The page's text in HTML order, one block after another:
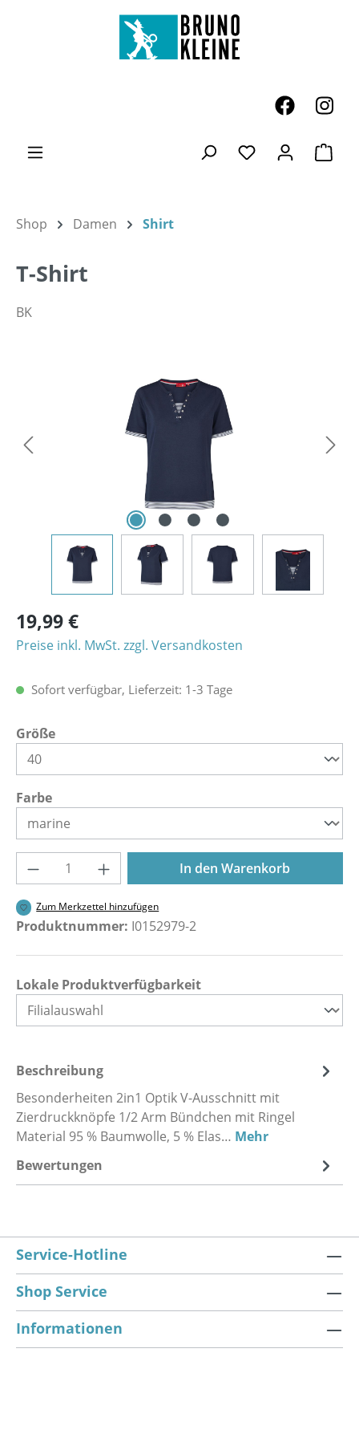
Zum Hauptinhalt springen
Du hast 0
Shop Damen Shirt
T-Shirt
BK
19,99 €
Preise inkl. MwSt. zzgl. Versandkosten
Sofort verfügbar, Lieferzeit: 1-3 Tage
Größeauswählen
Farbeauswählen
Produkt Anzahl: Gib den gewünschten
In den Warenkorb
Zum Merkzettel hinzufügen
Produktnummer: I0152979-2
Lokale Produktverfügbarkeit
Beschreibung
Besonderheiten 2in1 Optik V-Ausschnitt mit
Zierdruckknöpfe 1/2 Arm Bündchen mit Ringel
Material 95 % Baumwolle, 5 % Elas… Mehr
Bewertungen
Service-Hotline
Shop Service
Informationen